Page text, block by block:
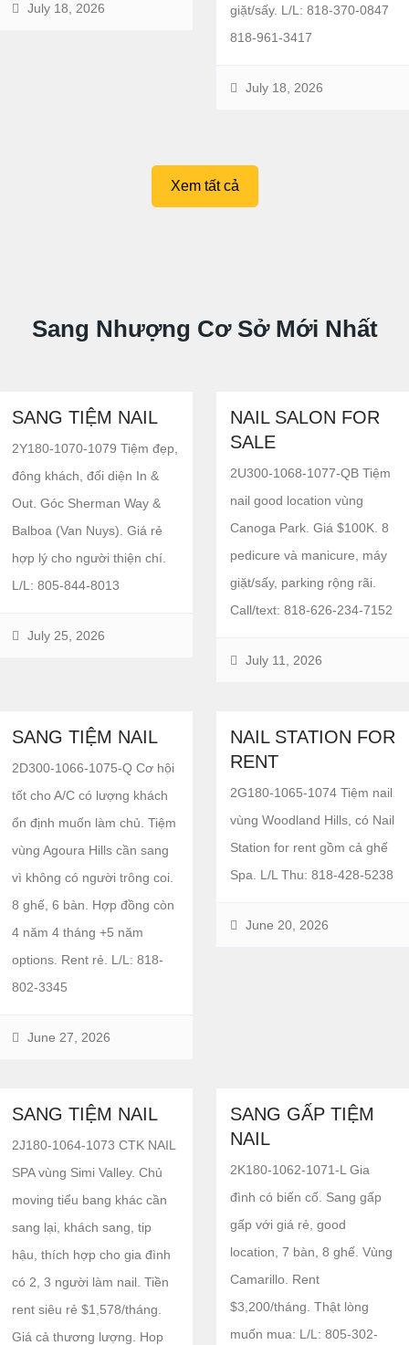
July 18, 2026
giặt/sấy. L/L: 818-370-0847
818-961-3417
July 18, 2026
Xem tất cả
Sang Nhượng Cơ Sở Mới Nhất
SANG TIỆM NAIL
2Y180-1070-1079 Tiệm đẹp,
đông khách, đối diện In &
Out. Góc Sherman Way &
Balboa (Van Nuys). Giá rẻ
hợp lý cho người thiện chí.
L/L: 805-844-8013
July 25, 2026
NAIL SALON FOR
SALE
2U300-1068-1077-QB Tiệm
nail good location vùng
Canoga Park. Giá $100K. 8
pedicure và manicure, máy
giặt/sấy, parking rộng rãi.
Call/text: 818-626-234-7152
July 11, 2026
SANG TIỆM NAIL
2D300-1066-1075-Q Cơ hội
tốt cho A/C có lượng khách
ổn định muốn làm chủ. Tiệm
vùng Agoura Hills cần sang
vì không có người trông coi.
8 ghế, 6 bàn. Hợp đồng còn
4 năm 4 tháng +5 năm
options. Rent rẻ. L/L: 818-
802-3345
June 27, 2026
NAIL STATION FOR
RENT
2G180-1065-1074 Tiệm nail
vùng Woodland Hills, có Nail
Station for rent gồm cả ghế
Spa. L/L Thu: 818-428-5238
June 20, 2026
SANG TIỆM NAIL
2J180-1064-1073 CTK NAIL
SPA vùng Simi Valley. Chủ
moving tiểu bang khác cần
sang lại, khách sang, tip
hậu, thích hợp cho gia đình
có 2, 3 người làm nail. Tiền
rent siêu rẻ $1,578/tháng.
Giá cả thương lượng. Hop
SANG GẤP TIỆM
NAIL
2K180-1062-1071-L Gia
đình có biến cố. Sang gấp
gấp với giá rẻ, good
location, 7 bàn, 8 ghế. Vùng
Camarillo. Rent
$3,200/tháng. Thật lòng
muốn mua: L/L: 805-302-